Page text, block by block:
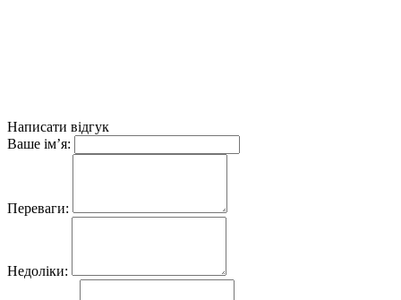
Написати відгук
Ваше ім’я:
Переваги:
Недоліки: